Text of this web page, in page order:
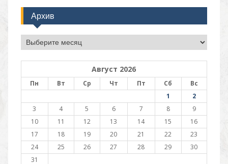
Архив
Архив
Август 2026
Пн Вт Ср Чт Пт Сб
Вс
1
2
3
4 5 6 7 8
9
10
11 12 13 14 15
16
17
18 19 20 21 22
23
24
25 26 27 28 29
30
31